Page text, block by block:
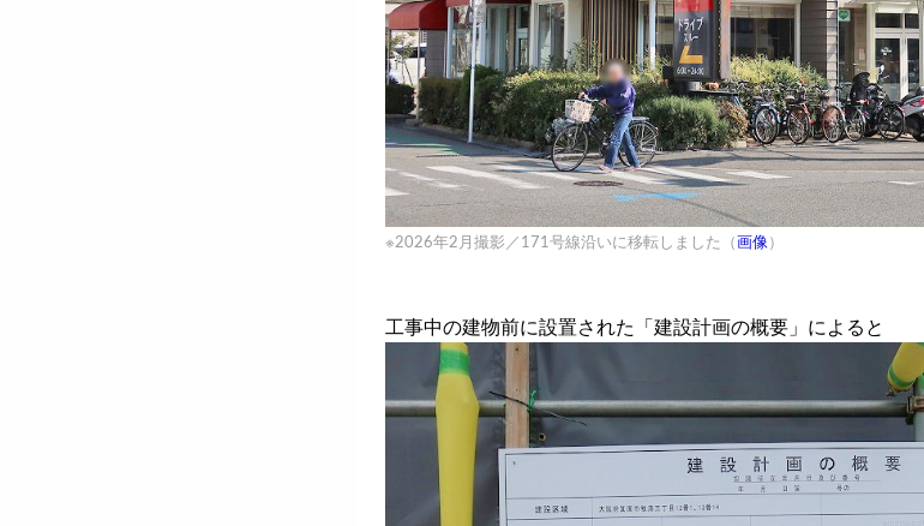
※2026年2月撮影／171号線沿いに移転しました（ 画像）
工事中の建物前に設置された「建設計画の概要」によると